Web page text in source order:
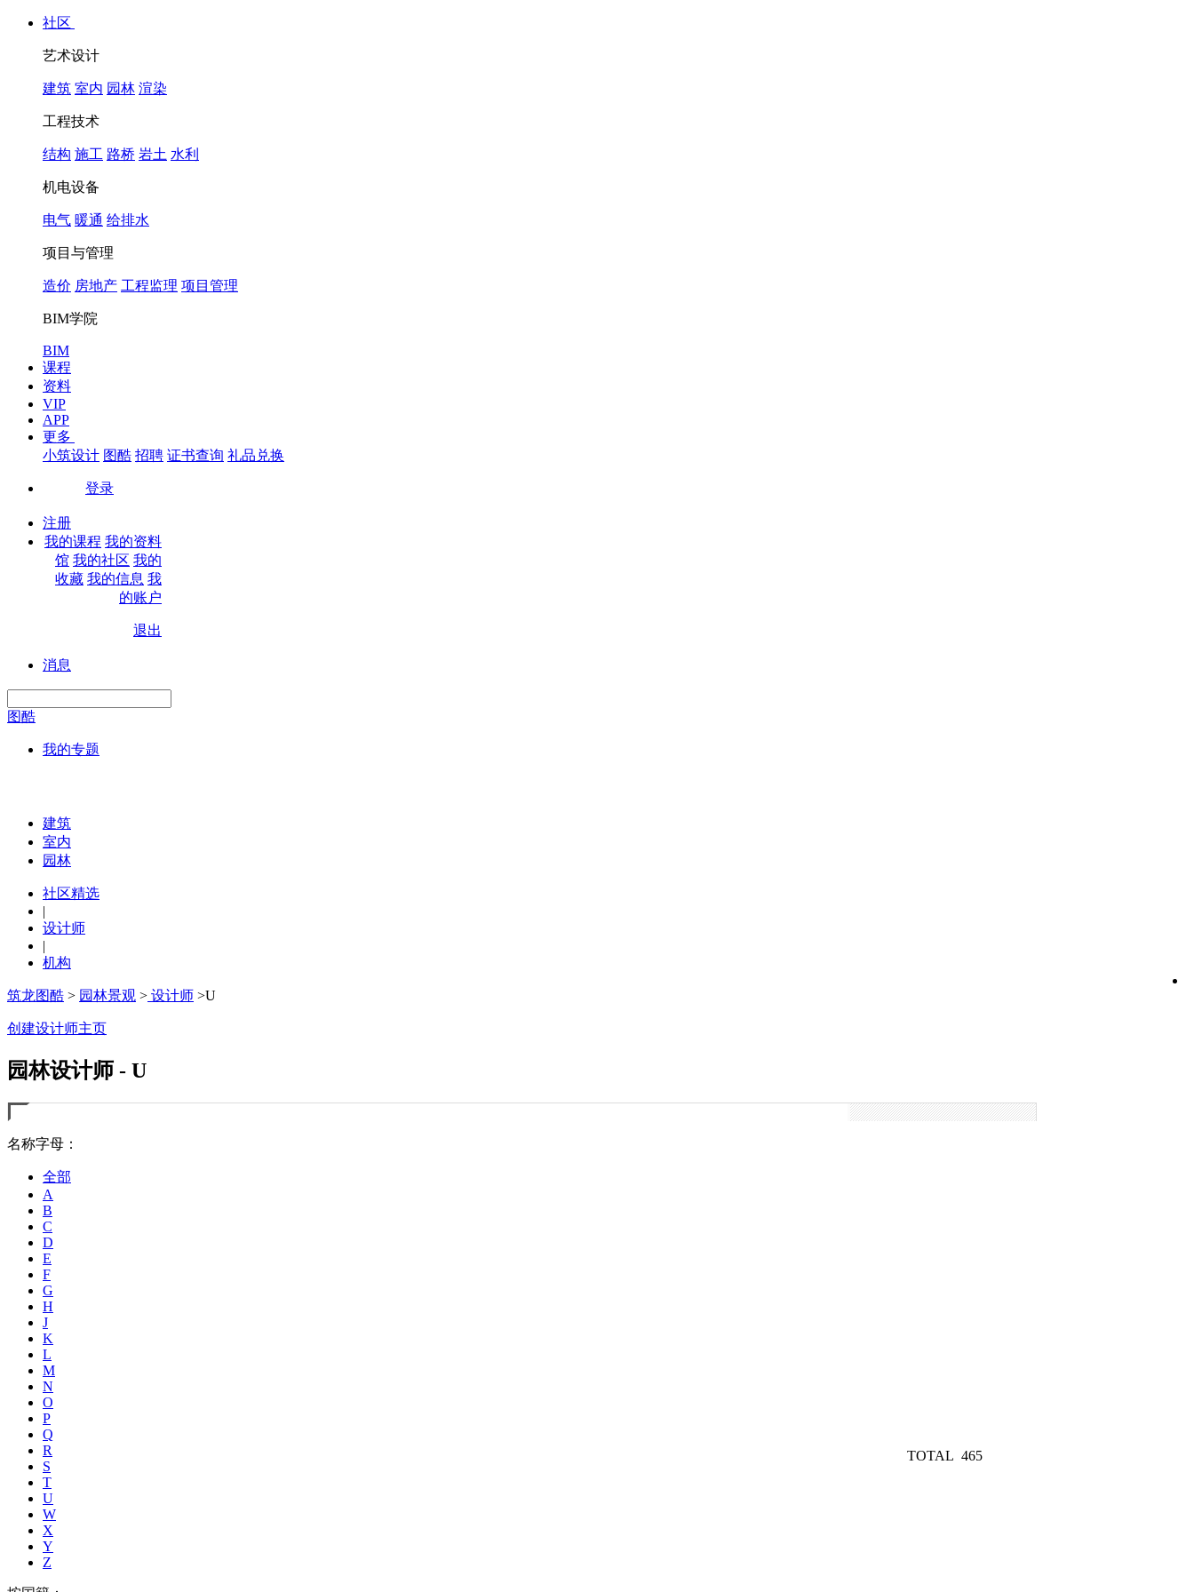
社区
艺术设计
建筑 室内 园林 渲染
工程技术
结构 施工 路桥 岩土 水利
机电设备
电气 暖通 给排水
项目与管理
造价 房地产 工程监理 项目管理
BIM学院
BIM
课程
资料
VIP
APP
更多
小筑设计 图酷 招聘 证书查询 礼品兑换
登录
注册
我的课程 我的资料
馆 我的社区 我的
收藏 我的信息 我
的账户
退出
消息
图酷
我的专题
建筑
室内
园林
社区精选
|
设计师
|
机构
筑龙图酷 > 园林景观 > 设计师 >U
创建设计师主页
园林设计师 - U
名称字母：
全部
A
B
C
D
E
F
G
H
J
K
L
M
N
O
P
Q
R
S
T
U
W
X
Y
Z
TOTAL 465